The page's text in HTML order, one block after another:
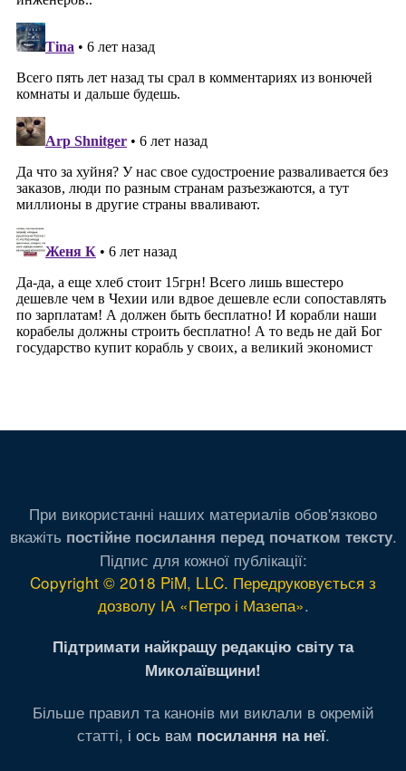
При використанні наших материалів обов'язково
вкажіть постійне посилання перед початком тексту.
Підпис для кожної публікації:
Copyright © 2018 PiM, LLC. Передруковується з
дозволу ІА «Петро і Мазепа».
Підтримати найкращу редакцію світу та
Миколаївщини!
Більше правил та канонів ми виклали в окремій
статті, і ось вам посилання на неї.